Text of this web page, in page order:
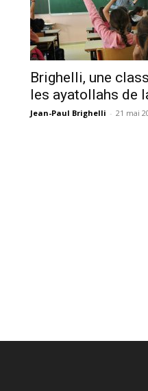
Brighelli, une
les ayatollahs de
Jean-Paul Brighelli - 21 mai